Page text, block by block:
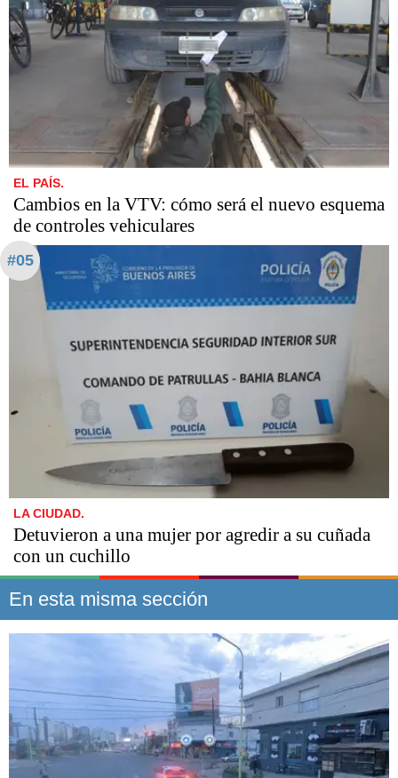
EL PAÍS.
Cambios en la VTV: cómo será el nuevo esquema
de controles vehiculares
#05
LA CIUDAD.
Detuvieron a una mujer por agredir a su cuñada
con un cuchillo
En esta misma sección